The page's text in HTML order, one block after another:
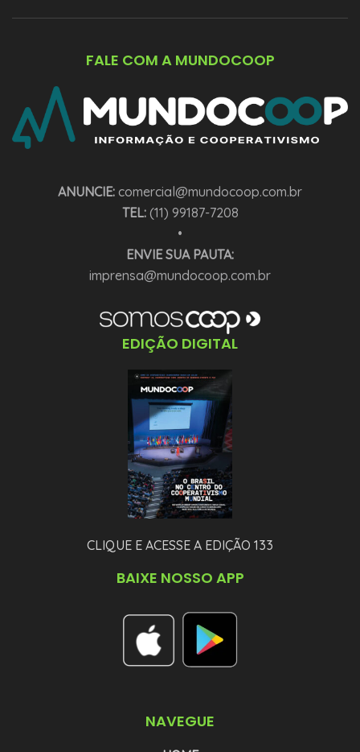
FALE COM A MUNDOCOOP
ANUNCIE: comercial@mundocoop.com.br
TEL:(11) 99187-7208
•
ENVIE SUA PAUTA:
imprensa@mundocoop.com.br
EDIÇÃO DIGITAL
CLIQUE E ACESSE A EDIÇÃO 133
BAIXE NOSSO APP
NAVEGUE